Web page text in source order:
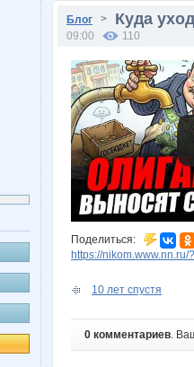
Блог > Куда
09:00 110
Поделиться:
https://nikom.www.nn.ru/
10 лет спустя
0 комментариев.